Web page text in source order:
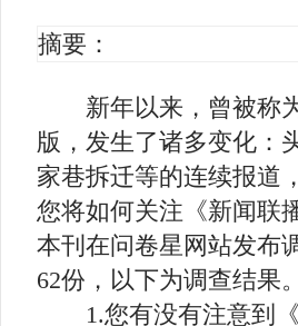
摘要：
新年以来，曾被称为
版，发生了诸多变化：
家巷拆迁等的连续报
您将如何关注《新闻联
本刊在问卷星网站发布
62份，以下为调查结果。
1.您有没有注意到《